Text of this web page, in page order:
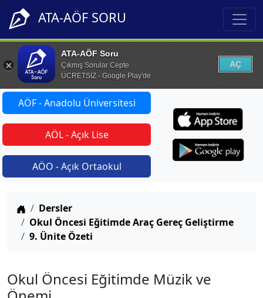
ATA-AÖF SORU
ATA-AÖF Soru
Çıkmış Sorular Cepte
ÜCRETSİZ - Google Play'de
AÇ
AÖF - Anadolu Üniversitesi
AÖL - Açık Lise
AÖO - Açık Ortaokul
Anasayfa
Dersler
Okul Öncesi Eğitimde Araç Gereç Geliştirme
9. Ünite Özeti
Okul Öncesi Eğitimde Müzik ve